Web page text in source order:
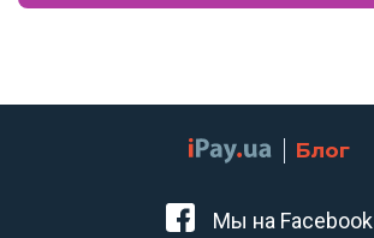
Блог
Мы на Facebook